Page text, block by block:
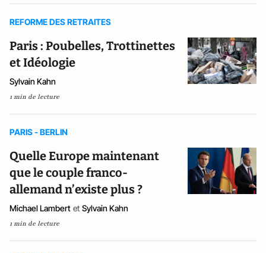
REFORME DES RETRAITES
Paris : Poubelles, Trottinettes
et Idéologie
Sylvain Kahn
1 min de lecture
PARIS - BERLIN
Quelle Europe maintenant
que le couple franco-
allemand n’existe plus ?
Michael Lambert et Sylvain Kahn
1 min de lecture